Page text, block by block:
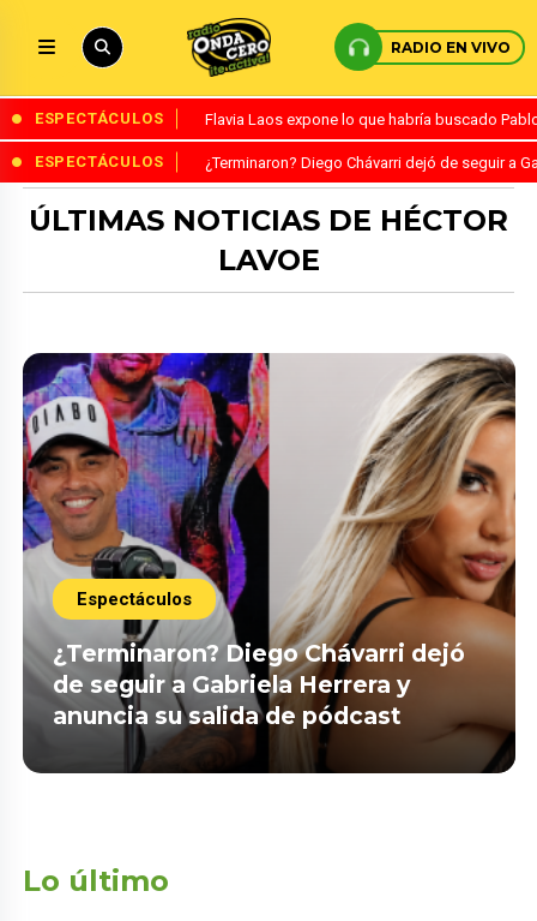
RADIO EN VIVO
ESPECTÁCULOS Flavia Laos expone lo que habría buscado
ESPECTÁCULOS ¿Terminaron? Diego Chávarri dejó de seguir a
ÚLTIMAS NOTICIAS DE HÉCTOR
LAVOE
Espectáculos
¿Terminaron? Diego Chávarri dejó
de seguir a Gabriela Herrera y
anuncia su salida de pódcast
Lo último